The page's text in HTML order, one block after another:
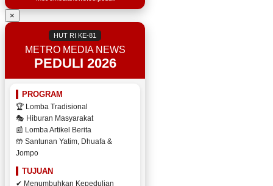
×
HUT RI KE-81
METRO MEDIA NEWS
PEDULI 2026
PROGRAM
🏆 Lomba Tradisional
🎭 Hiburan Masyarakat
📰 Lomba Artikel Berita
🤲 Santunan Yatim, Dhuafa &
Jompo
TUJUAN
✔ Menumbuhkan Kepedulian